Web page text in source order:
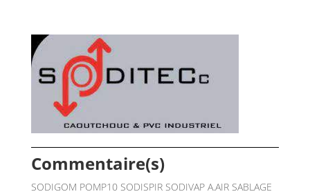
Commentaire(s)
SODIGOM POMP10 SODISPIR SODIVAP A.AIR SABLAGE